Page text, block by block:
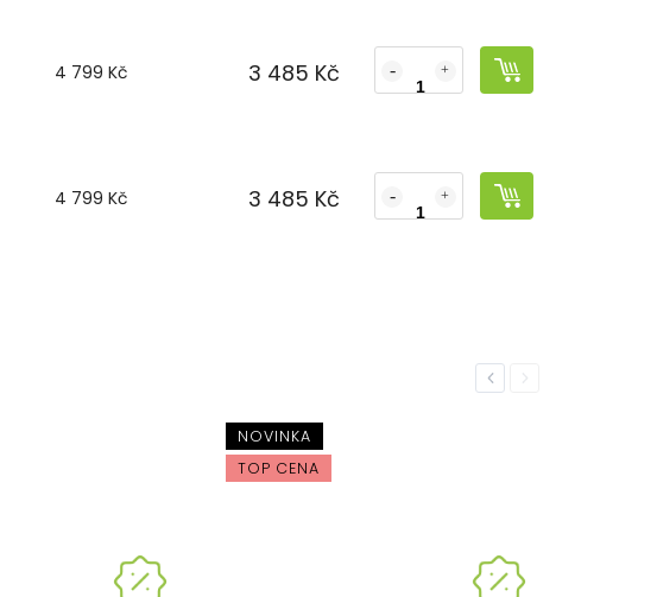
4 799 Kč 3 485 Kč
4 799 Kč 3 485 Kč
Previous
NOVINKA
TOP CENA
Next